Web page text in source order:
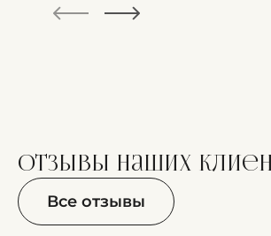
отзывы наших
Все отзывы